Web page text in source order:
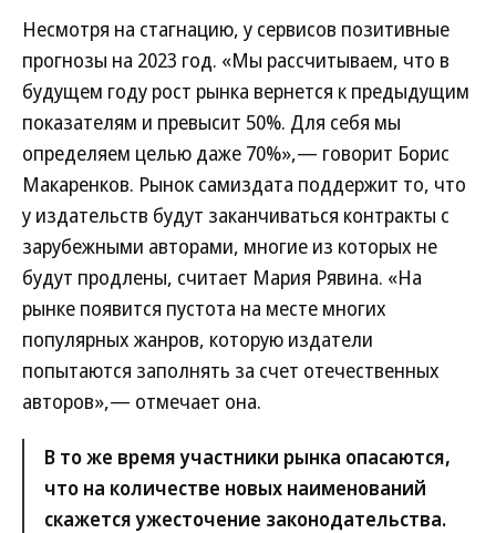
Несмотря на стагнацию, у сервисов позитивные
прогнозы на 2023 год. «Мы рассчитываем, что в
будущем году рост рынка вернется к предыдущим
показателям и превысит 50%. Для себя мы
определяем целью даже 70%»,— говорит Борис
Макаренков. Рынок самиздата поддержит то, что
у издательств будут заканчиваться контракты с
зарубежными авторами, многие из которых не
будут продлены, считает Мария Рявина. «На
рынке появится пустота на месте многих
популярных жанров, которую издатели
попытаются заполнять за счет отечественных
авторов»,— отмечает она.
В то же время участники рынка опасаются,
что на количестве новых наименований
скажется ужесточение законодательства.